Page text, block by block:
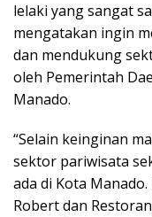
lelaki yang sangat
mengatakan ingin
dan mendukung
oleh Pemerintah
Manado.
“Selain keinginan
sektor pariwisata
ada di Kota
Robert dan